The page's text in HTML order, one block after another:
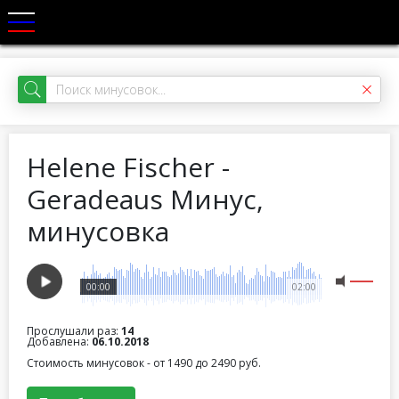
Helene Fischer -
Geradeaus Минус,
минусовка
02:00
00:00
Прослушали раз: 14
Добавлена: 06.10.2018
Стоимость минусовок - от 1490 до 2490 руб.